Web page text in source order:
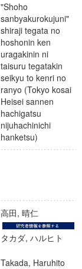
"Shoho
sanbyakurokujuni"
shiraji tegata no
hoshonin ken
uragakinin ni
taisuru tegatakin
seikyu to kenri no
ranyo (Tokyo kosai
Heisei sannen
hachigatsu
nijuhachinichi
hanketsu)
高田, 晴仁
タカダ, ハルヒト
Takada, Haruhito